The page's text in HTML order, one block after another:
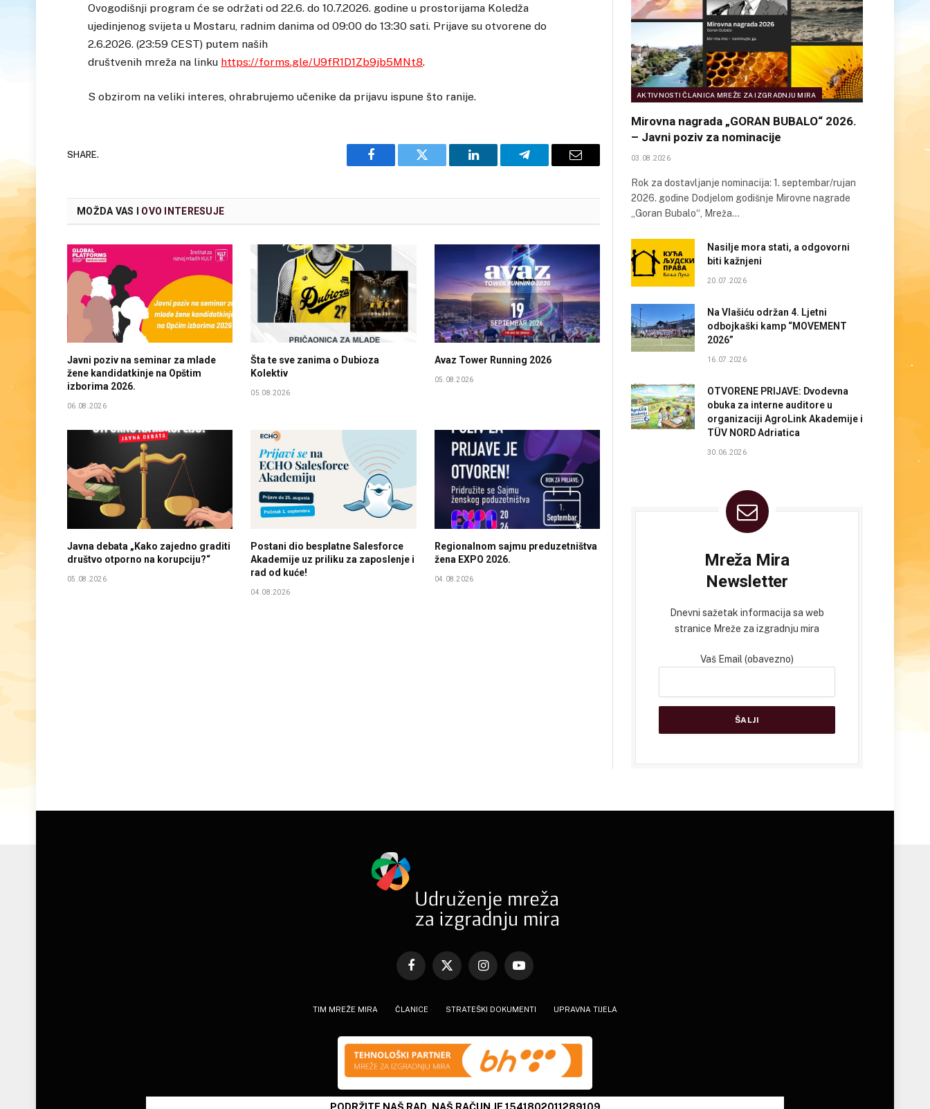
Ovogodišnji program će se održati od 22.6. do 10.7.2026. godine u prostorijama Koledža
ujedinjenog svijeta u Mostaru, radnim danima od 09:00 do 13:30 sati. Prijave su otvorene do
2.6.2026. (23:59 CEST) putem naših
društvenih mreža na linku https://forms.gle/U9fR1D1Zb9jb5MNt8.
S obzirom na veliki interes, ohrabrujemo učenike da prijavu ispune što ranije.
SHARE.
Facebook Twitter LinkedIn Telegram Email
MOŽDA VAS I OVO INTERESUJE
Javni poziv na seminar za mlade
žene kandidatkinje na Opštim
izborima 2026.
06.08.2026
Šta te sve zanima o Dubioza
Kolektiv
05.08.2026
Avaz Tower Running 2026
05.08.2026
Javna debata „Kako zajedno graditi
društvo otporno na korupciju?“
05.08.2026
Postani dio besplatne Salesforce
Akademije uz priliku za zaposlenje i
rad od kuće!
04.08.2026
Regionalnom sajmu preduzetništva
žena EXPO 2026.
04.08.2026
AKTIVNOSTI ČLANICA MREŽE ZA IZGRADNJU MIRA
Mirovna nagrada „GORAN BUBALO“ 2026.
– Javni poziv za nominacije
03.08.2026
Rok za dostavljanje nominacija: 1. septembar/rujan
2026. godine Dodjelom godišnje Mirovne nagrade
„Goran Bubalo“, Mreža…
Nasilje mora stati, a odgovorni
biti kažnjeni
20.07.2026
Na Vlašiću održan 4. Ljetni
odbojkaški kamp “MOVEMENT
2026”
16.07.2026
OTVORENE PRIJAVE: Dvodevna
obuka za interne auditore u
organizaciji AgroLink Akademije i
TÜV NORD Adriatica
30.06.2026
Mreža Mira
Newsletter
Dnevni sažetak informacija sa web
stranice Mreže za izgradnju mira
Vaš Email (obavezno)
Facebook
X
InstagramYouTube
TIM MREŽE MIRA ČLANICE STRATEŠKI DOKUMENTI UPRAVNA TIJELA